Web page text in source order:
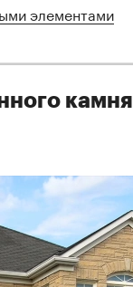
элементами
камня